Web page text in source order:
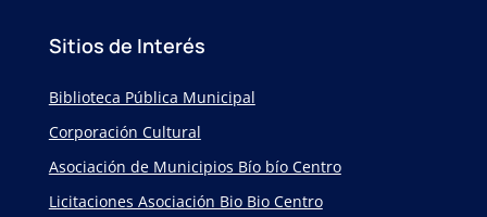
Sitios de Interés
Biblioteca Pública Municipal
Corporación Cultural
Asociación de Municipios Bío bío Centro
Licitaciones Asociación Bio Bio Centro